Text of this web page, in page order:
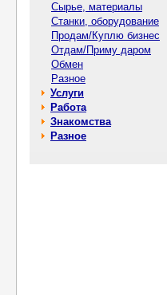
Сырье, материалы
Станки, оборудование
Продам/Куплю бизнес
Отдам/Приму даром
Обмен
Разное
Услуги
Работа
Знакомства
Разное